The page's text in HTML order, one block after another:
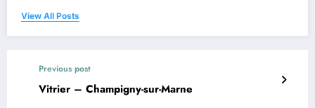
View All Posts
Previous post
Vitrier – Champigny-sur-Marne